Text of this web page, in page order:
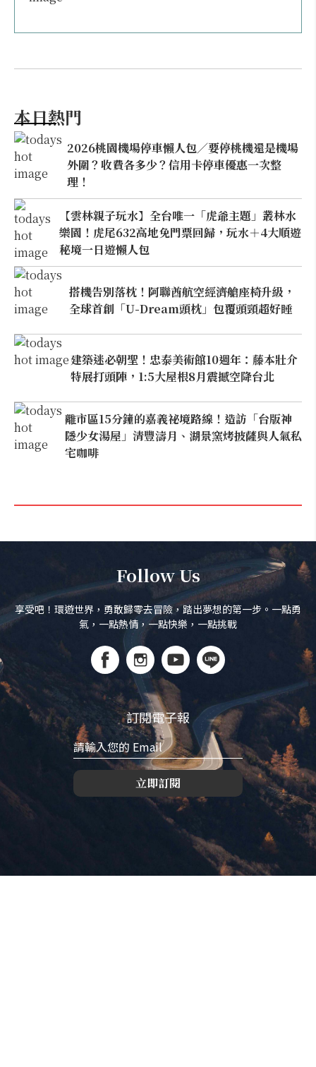
本日熱門
2026桃園機場停車懶人包／要停桃機還是機場
外圍？收費各多少？信用卡停車優惠一次整
理！
【雲林親子玩水】全台唯一「虎爺主題」叢林水
樂園！虎尾632高地免門票回歸，玩水＋4大順遊
秘境一日遊懶人包
搭機告別落枕！阿聯酋航空經濟艙座椅升級，
全球首創「U-Dream頭枕」包覆頭頸超好睡
建築迷必朝聖！忠泰美術館10週年：藤本壯介
特展打頭陣，1:5大屋根8月震撼空降台北
離市區15分鐘的嘉義祕境路線！造訪「台版神
隱少女湯屋」清豐濤月、湖景窯烤披薩與人氣私
宅咖啡
Follow Us
享受吧！環遊世界，勇敢歸零去冒險，踏出夢想的第一步。一點勇
氣，一點熱情，一點快樂，一點挑戰
訂閱電子報
立即訂閱